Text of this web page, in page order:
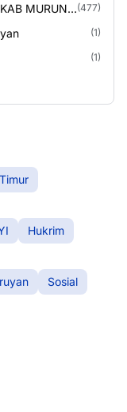
MURUNG (477)
(1)
(1)
Hukrim
Sosial